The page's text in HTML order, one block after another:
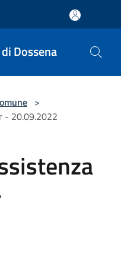
Dossena
>
- 20.09.2022